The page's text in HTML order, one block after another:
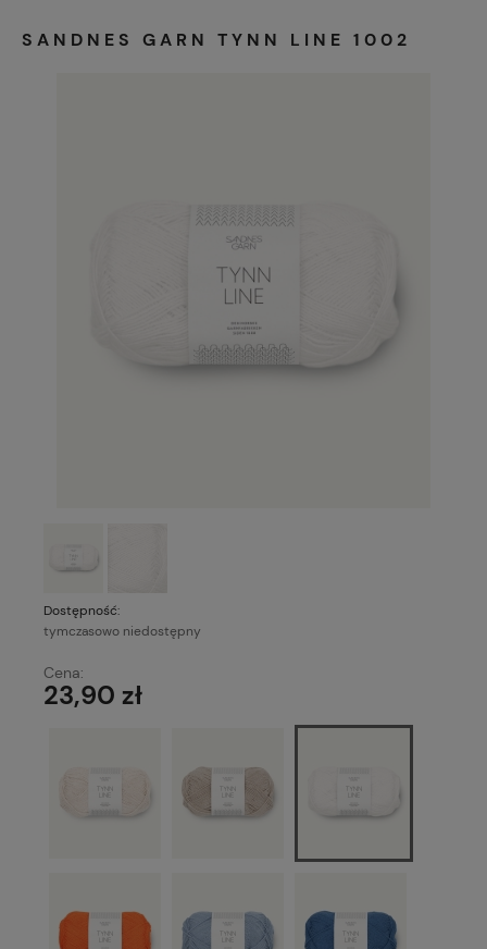
SANDNES GARN TYNN LINE 1002
Dostępność:
tymczasowo niedostępny
Cena:
23,90 zł